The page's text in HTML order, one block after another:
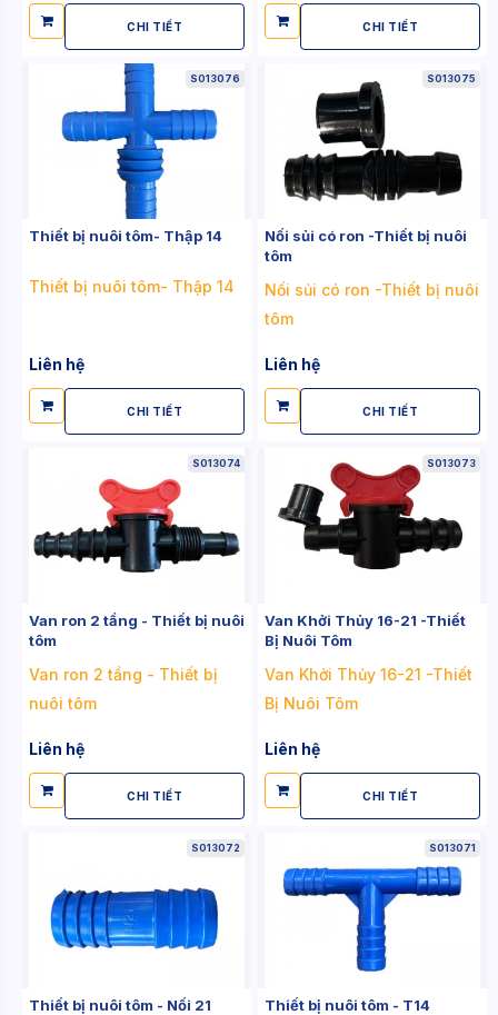
CHI TIẾT CHI TIẾT
S013076
Thiết bị nuôi tôm- Thập 14
Thiết bị nuôi tôm- Thập 14
Liên hệ
CHI TIẾT
S013075
Nối sủi có ron -Thiết bị nuôi
tôm
Nối sủi có ron -Thiết bị nuôi
tôm
Liên hệ
CHI TIẾT
S013074
Van ron 2 tầng - Thiết bị nuôi
tôm
Van ron 2 tầng - Thiết bị
nuôi tôm
Liên hệ
CHI TIẾT
S013073
Van Khởi Thủy 16-21 -Thiết
Bị Nuôi Tôm
Van Khởi Thủy 16-21 -Thiết
Bị Nuôi Tôm
Liên hệ
CHI TIẾT
S013072
Thiết bị nuôi tôm - Nối 21
S013071
Thiết bị nuôi tôm - T14